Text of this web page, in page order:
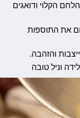
הקלוי ודואגים
את התוספות
וניל טובה